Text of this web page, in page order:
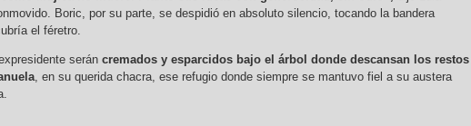
Boric, por su parte, se despidió en absoluto silencio, tocando la bandera
el féretro.
serán cremados y esparcidos bajo el árbol donde descansan los restos
, en su querida chacra, ese refugio donde siempre se mantuvo fiel a su austera